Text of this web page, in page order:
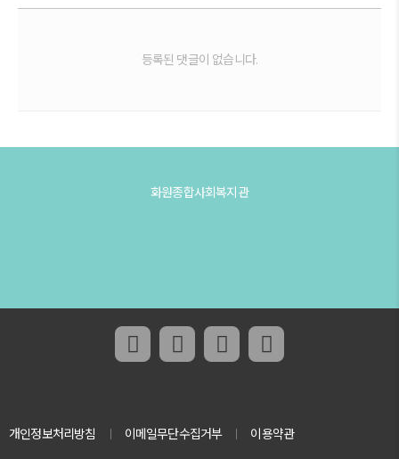
등록된 댓글이 없습니다.
화원종합사회복지관
페이스북 링크
인스타그램 링크
유튜브 채널 링크
네이버 블로그
개인정보처리방침 이메일무단수집거부 이용약관